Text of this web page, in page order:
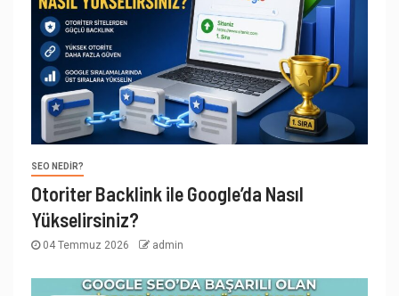
SEO NEDIR?
Otoriter Backlink ile Google’da Nasıl
Yükselirsiniz?
04 Temmuz 2026 admin